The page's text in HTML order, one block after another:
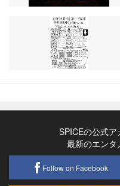
SPICEの公式
最新のエンタ
Follow on Facebook